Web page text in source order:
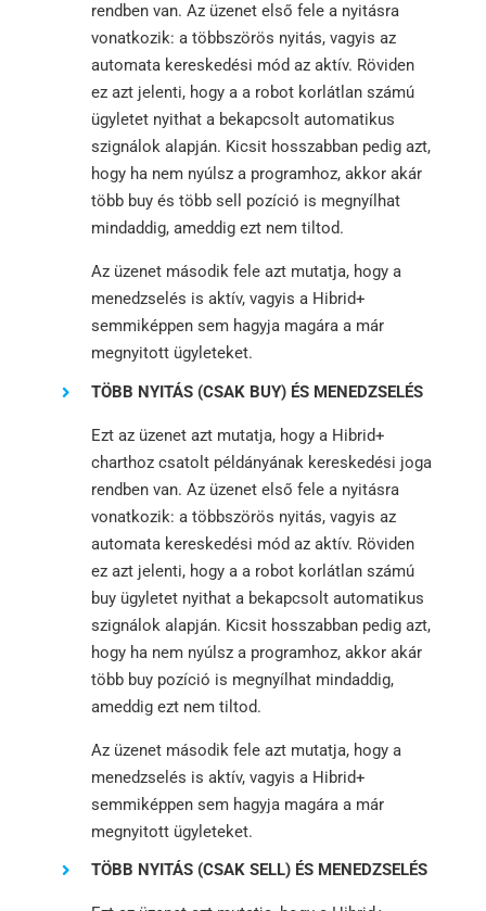
rendben van. Az üzenet első fele a nyitásra
vonatkozik: a többszörös nyitás, vagyis az
automata kereskedési mód az aktív. Röviden
ez azt jelenti, hogy a a robot korlátlan számú
ügyletet nyithat a bekapcsolt automatikus
szignálok alapján. Kicsit hosszabban pedig azt,
hogy ha nem nyúlsz a programhoz, akkor akár
több buy és több sell pozíció is megnyílhat
mindaddig, ameddig ezt nem tiltod.
Az üzenet második fele azt mutatja, hogy a
menedzselés is aktív, vagyis a Hibrid+
semmiképpen sem hagyja magára a már
megnyitott ügyleteket.
TÖBB NYITÁS (CSAK BUY) ÉS MENEDZSELÉS
Ezt az üzenet azt mutatja, hogy a Hibrid+
charthoz csatolt példányának kereskedési joga
rendben van. Az üzenet első fele a nyitásra
vonatkozik: a többszörös nyitás, vagyis az
automata kereskedési mód az aktív. Röviden
ez azt jelenti, hogy a a robot korlátlan számú
buy ügyletet nyithat a bekapcsolt automatikus
szignálok alapján. Kicsit hosszabban pedig azt,
hogy ha nem nyúlsz a programhoz, akkor akár
több buy pozíció is megnyílhat mindaddig,
ameddig ezt nem tiltod.
Az üzenet második fele azt mutatja, hogy a
menedzselés is aktív, vagyis a Hibrid+
semmiképpen sem hagyja magára a már
megnyitott ügyleteket.
TÖBB NYITÁS (CSAK SELL) ÉS MENEDZSELÉS